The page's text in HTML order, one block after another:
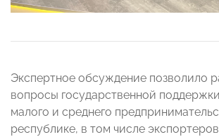
Экспертное обсуждение позволило
вопросы государственной
малого и среднего
республике, в том числе